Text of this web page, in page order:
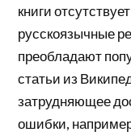
книги
русскоязычные
преобладают
статьи из
затрудняющее
ошибки,